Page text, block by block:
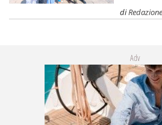
diRedazione
Adv